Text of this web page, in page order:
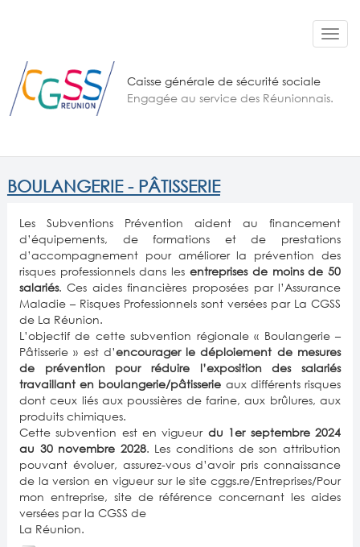
Caisse générale de sécurité sociale
Engagée au service des Réunionnais.
BOULANGERIE - PÂTISSERIE
Les Subventions Prévention aident au financement
d’équipements, de formations et de prestations
d’accompagnement pour améliorer la prévention des
risques professionnels dans les entreprises de moins de 50
salariés. Ces aides financières proposées par l’Assurance
Maladie – Risques Professionnels sont versées par La CGSS
de La Réunion.
L’objectif de cette subvention régionale « Boulangerie –
Pâtisserie » est d’encourager le déploiement de mesures
de prévention pour réduire l’exposition des salariés
travaillant en boulangerie/pâtisserie aux différents risques
dont ceux liés aux poussières de farine, aux brûlures, aux
produits chimiques.
Cette subvention est en vigueur du 1er septembre 2024
au 30 novembre 2028. Les conditions de son attribution
pouvant évoluer, assurez-vous d’avoir pris connaissance
de la version en vigueur sur le site cggs.re/Entreprises/Pour
mon entreprise, site de référence concernant les aides
versées par la CGSS de
La Réunion.